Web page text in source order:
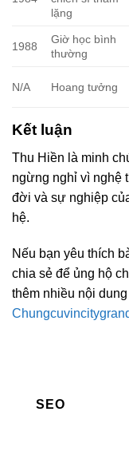
lặng
1988
Giờ học bình
thường
N/A Hoang tưởng
Kết luận
Thu Hiền là minh
ngừng nghỉ vì nghệ
đời và sự nghiệp
hệ.
Nếu bạn yêu thích
chia sẻ để ủng hộ
thêm nhiều nội
SEO